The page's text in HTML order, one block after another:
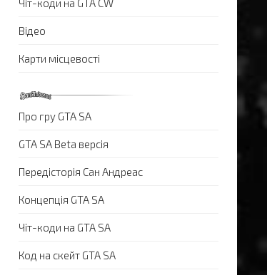
Чіт-коди на GTA CW
Відео
Карти місцевості
Про гру GTA SA
GTA SA Beta версія
Передісторія Сан Андреас
Концепція GTA SA
Чіт-коди на GTA SA
Код на скейт GTA SA